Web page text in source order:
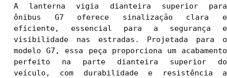
A lanterna vigia dianteira superior para
ônibus G7 oferece sinalização clara e
eficiente, essencial para a segurança e
visibilidade nas estradas. Projetada para o
modelo G7, essa peça proporciona um acabamento
perfeito na parte dianteira superior do
veículo, com durabilidade e resistência a